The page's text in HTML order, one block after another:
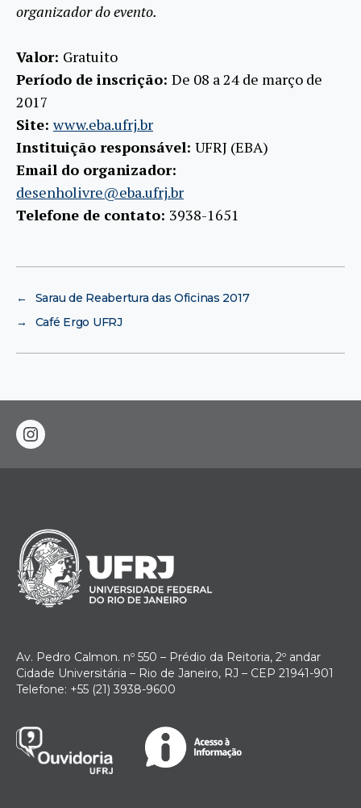
organizador do evento.
Valor: Gratuito
Período de inscrição: De 08 a 24 de março de
2017
Site:www.eba.ufrj.br
Instituição responsável: UFRJ (EBA)
Email do organizador:
desenholivre@eba.ufrj.br
Telefone de contato: 3938-1651
←
Sarau de Reabertura das Oficinas 2017
→
Café Ergo UFRJ
instagram
Av. Pedro Calmon. nº 550 – Prédio da Reitoria, 2º andar
Cidade Universitária – Rio de Janeiro, RJ – CEP 21941-901
Telefone: +55 (21) 3938-9600